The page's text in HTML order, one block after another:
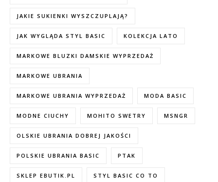
JAKIE SUKIENKI WYSZCZUPLAJĄ?
JAK WYGLĄDA STYL BASIC KOLEKCJA LATO
MARKOWE BLUZKI DAMSKIE WYPRZEDAŻ
MARKOWE UBRANIA
MARKOWE UBRANIA WYPRZEDAŻ MODA BASIC
MODNE CIUCHY MOHITO SWETRY MSNGR
OLSKIE UBRANIA DOBREJ JAKOŚCI
POLSKIE UBRANIA BASIC PTAK
SKLEP EBUTIK.PL STYL BASIC CO TO